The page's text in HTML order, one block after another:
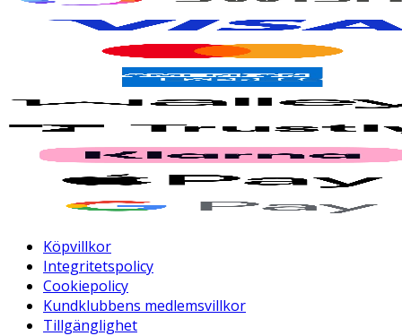
Köpvillkor
Integritetspolicy
Cookiepolicy
Kundklubbens medlemsvillkor
Tillgänglighet